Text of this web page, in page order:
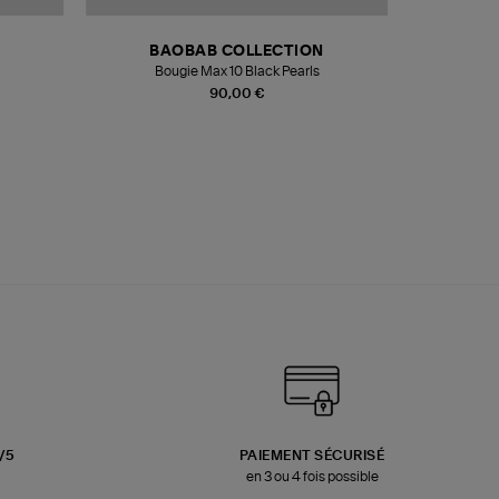
90,00 €
BAOBAB COLLECTION
Bougie Max 10 Black Pearls
5
PAIEMENT SÉCURISÉ
en 3 ou 4 fois possible